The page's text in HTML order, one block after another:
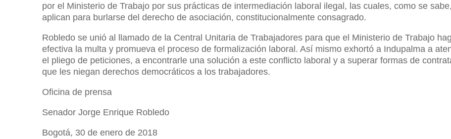
por el Ministerio de Trabajo por sus prácticas de intermediación laboral ilegal, las cuales, como se
aplican para burlarse del derecho de asociación, constitucionalmente consagrado.
Robledo se unió al llamado de la Central Unitaria de Trabajadores para que el Ministerio de Trabajo
efectiva la multa y promueva el proceso de formalización laboral. Así mismo exhortó a Indupalma a
el pliego de peticiones, a encontrarle una solución a este conflicto laboral y a superar formas de
que les niegan derechos democráticos a los trabajadores.
Oficina de prensa
Senador Jorge Enrique Robledo
Bogotá, 30 de enero de 2018